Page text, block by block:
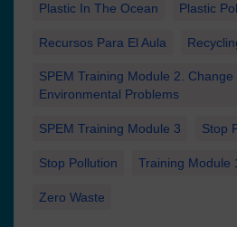
Plastic In The Ocean Plastic
Recursos Para El Aula
SPEM Training Module 2.
Environmental Problems
SPEM Training Module 3 Stop
Stop Pollution Training Module
Zero Waste